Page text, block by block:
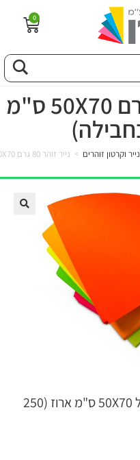
0
נייר זוהר 80 גרם 50X70 ס"מ
נייר וקרטון זוהרים > נייר זוהר 80 גרם 50X70 ס"מ (250 בחבילה)
נייר זוהר ב5 גוונים מרהיבים בגודל 50X70 ס"מ ארוז (250